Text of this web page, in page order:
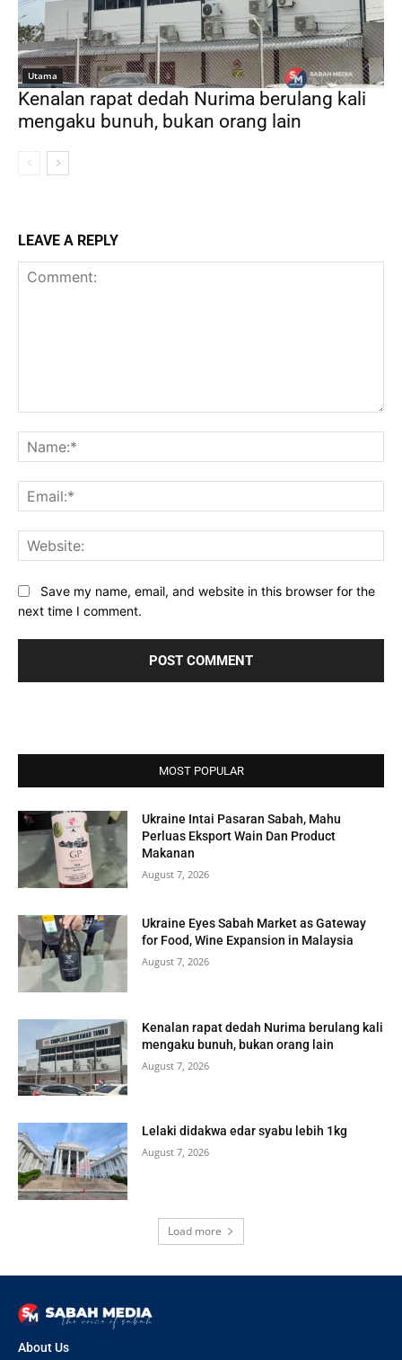
Utama
Kenalan rapat dedah Nurima berulang kali
mengaku bunuh, bukan orang lain
LEAVE A REPLY
Save my name, email, and website in this browser for the
next time I comment.
MOST POPULAR
Ukraine Intai Pasaran Sabah, Mahu
Perluas Eksport Wain Dan Product
Makanan
August 7, 2026
Ukraine Eyes Sabah Market as Gateway
for Food, Wine Expansion in Malaysia
August 7, 2026
Kenalan rapat dedah Nurima berulang kali
mengaku bunuh, bukan orang lain
August 7, 2026
Lelaki didakwa edar syabu lebih 1kg
August 7, 2026
Load more
About Us